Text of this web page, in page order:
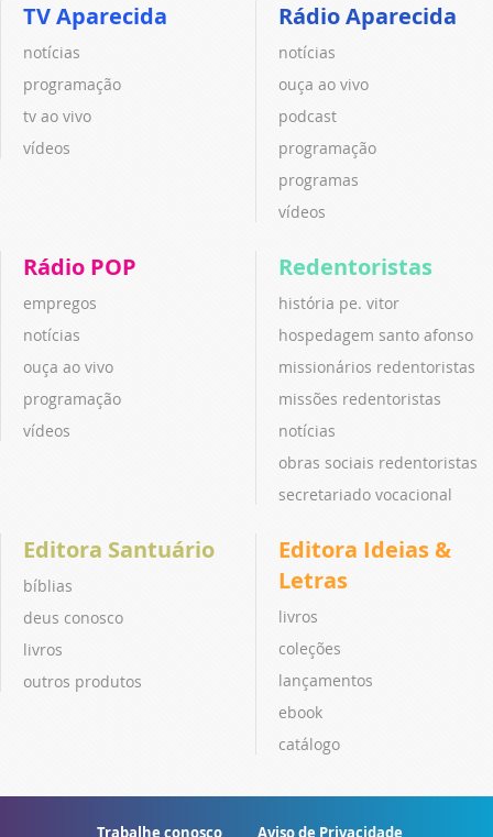
TV Aparecida
notícias
programação
tv ao vivo
vídeos
Rádio Aparecida
notícias
ouça ao vivo
podcast
programação
programas
vídeos
Rádio POP
empregos
notícias
ouça ao vivo
programação
vídeos
Redentoristas
história pe. vitor
hospedagem santo afonso
missionários redentoristas
missões redentoristas
notícias
obras sociais redentoristas
secretariado vocacional
Editora Santuário
bíblias
deus conosco
livros
outros produtos
Editora Ideias &
Letras
livros
coleções
lançamentos
ebook
catálogo
Trabalhe conosco Aviso de Privacidade